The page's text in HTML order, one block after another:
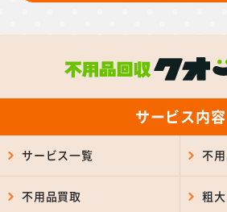
サービス内容
サービス一覧 不
不用品買取 粗